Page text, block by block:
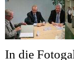
In die